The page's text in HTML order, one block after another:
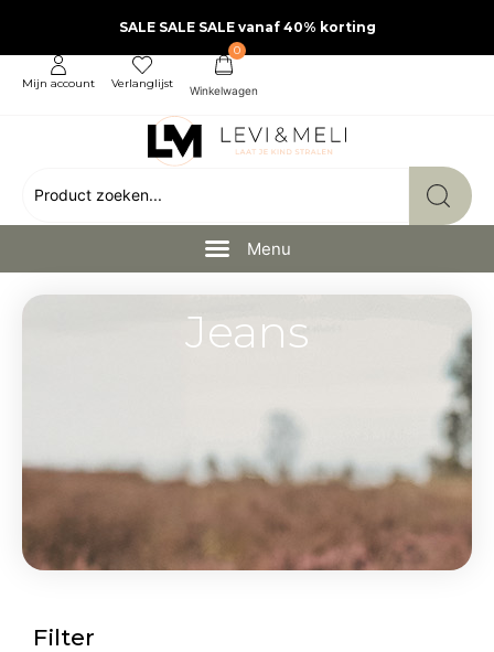
SALE SALE SALE vanaf 40% korting
Mijn account Verlanglijst
0
Jeans
Filter